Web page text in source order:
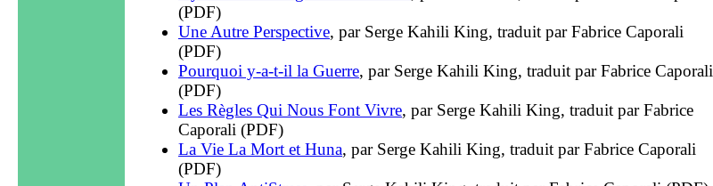
(PDF)
Une Autre Perspective, par Serge Kahili King, traduit par Fabrice Caporali
(PDF)
Pourquoi y-a-t-il la Guerre, par Serge Kahili King, traduit par Fabrice Caporali
(PDF)
Les Règles Qui Nous Font Vivre, par Serge Kahili King, traduit par Fabrice
Caporali (PDF)
La Vie La Mort et Huna, par Serge Kahili King, traduit par Fabrice Caporali
(PDF)